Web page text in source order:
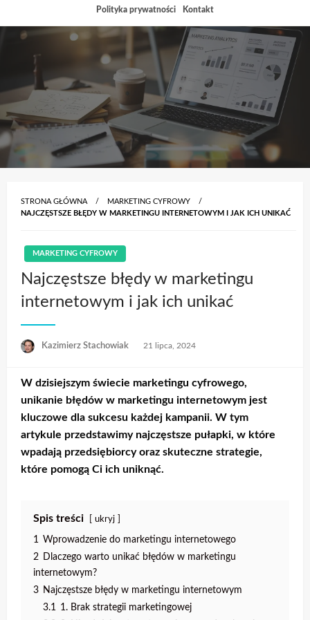
do
treści
Polityka prywatności Kontakt
STRONA GŁÓWNA
MARKETING CYFROWY
NAJCZĘSTSZE BŁĘDY W MARKETINGU INTERNETOWYM I JAK ICH UNIKAĆ
MARKETING CYFROWY
Najczęstsze błędy w marketingu
internetowym i jak ich unikać
Kazimierz Stachowiak
Opublikowane
21 lipca, 2024
W dzisiejszym świecie marketingu cyfrowego,
unikanie błędów w marketingu internetowym jest
kluczowe dla sukcesu każdej kampanii. W tym
artykule przedstawimy najczęstsze pułapki, w które
wpadają przedsiębiorcy oraz skuteczne strategie,
które pomogą Ci ich uniknąć.
Spis treści ukryj
1
Wprowadzenie do marketingu internetowego
2
Dlaczego warto unikać błędów w marketingu
internetowym?
3 Najczęstsze błędy w marketingu internetowym
3.1
1. Brak strategii marketingowej